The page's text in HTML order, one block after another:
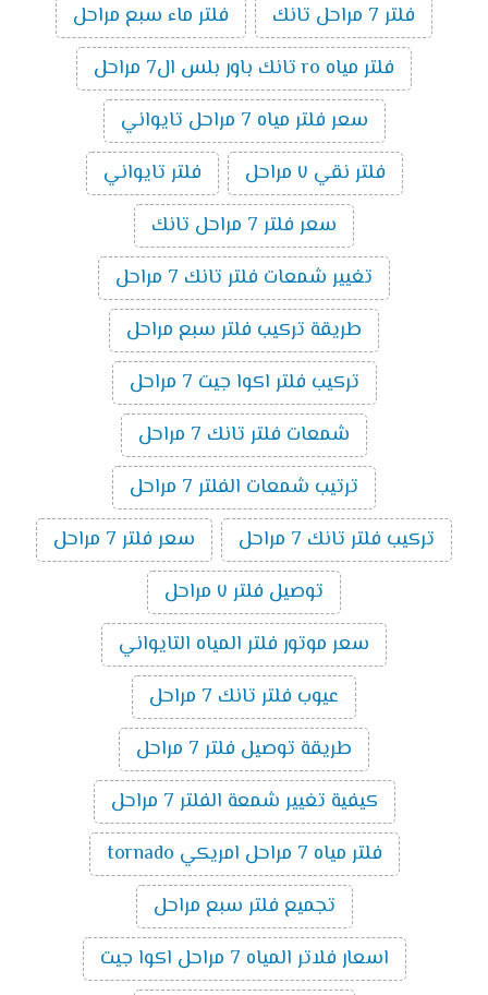
فلتر 7 مراحل تانك
فلتر ماء سبع مراحل
فلتر مياه ro تانك باور بلس ال7 مراحل
سعر فلتر مياه 7 مراحل تايواني
فلتر نقي ٧ مراحل
فلتر تايواني
سعر فلتر 7 مراحل تانك
تغيير شمعات فلتر تانك 7 مراحل
طريقة تركيب فلتر سبع مراحل
تركيب فلتر اكوا جيت 7 مراحل
شمعات فلتر تانك 7 مراحل
ترتيب شمعات الفلتر 7 مراحل
تركيب فلتر تانك 7 مراحل
سعر فلتر 7 مراحل
توصيل فلتر ٧ مراحل
سعر موتور فلتر المياه التايواني
عيوب فلتر تانك 7 مراحل
طريقة توصيل فلتر 7 مراحل
كيفية تغيير شمعة الفلتر 7 مراحل
فلتر مياه 7 مراحل امريكي tornado
تجميع فلتر سبع مراحل
اسعار فلاتر المياه 7 مراحل اكوا جيت